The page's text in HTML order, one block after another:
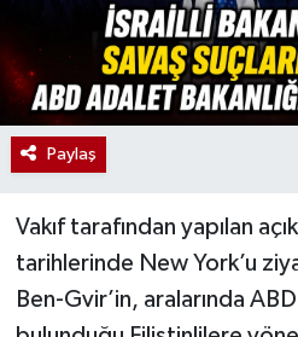
Paylaş
Vakıf tarafından yapılan
tarihlerinde New York’u
Ben-Gvir’in, aralarında